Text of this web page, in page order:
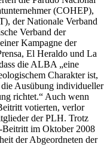
(COHEP),
der Nationale Verband
Verband der
Kampagne der
El Heraldo und La
die ALBA „eine
Charakter ist,
Ausübung individueller
richtet.“ Auch wenn
votierten, verlor
der PLH. Trotz
im Oktober 2008
der Abgeordneten der